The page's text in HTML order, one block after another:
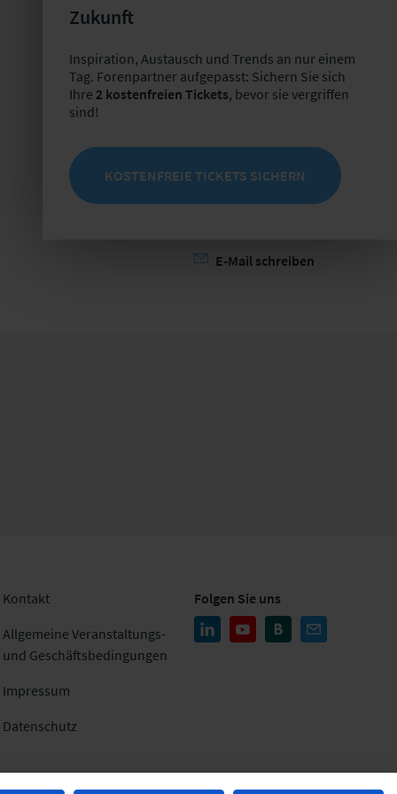
Veranstaltungsmanagerin User
Groups
E-Mail schreiben
Zukunft
Inspiration, Austausch und Trends an nur einem
Tag. Forenpartner aufgepasst: Sichern Sie sich
Ihre 2 kostenfreien Tickets, bevor sie vergriffen
sind!
KOSTENFREIE TICKETS SICHERN
Kontakt
Allgemeine Veranstaltungs-
und Geschäftsbedingungen
Impressum
Datenschutz
Folgen Sie uns